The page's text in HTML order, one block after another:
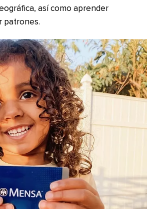
así como aprender
patrones.